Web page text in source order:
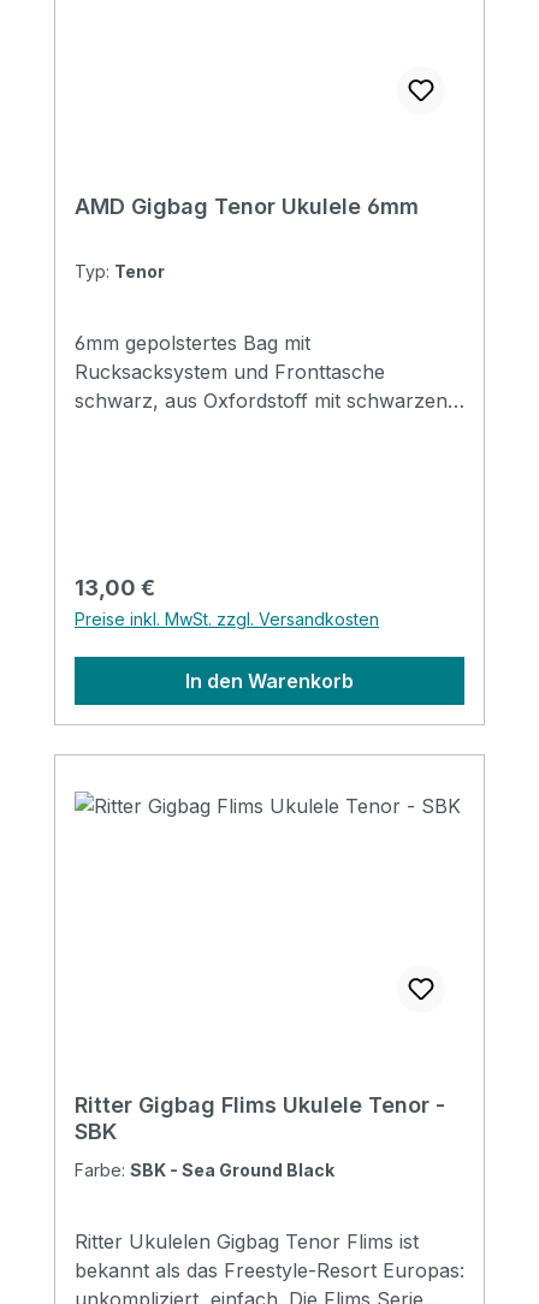
AMD Gigbag Tenor Ukulele 6mm
Typ: Tenor
6mm gepolstertes Bag mit
Rucksacksystem und Fronttasche
schwarz, aus Oxfordstoff mit schwarzen
Regulärer Preis:
13,00 €
Preise inkl. MwSt. zzgl. Versandkosten
In den Warenkorb
Ritter Gigbag Flims Ukulele Tenor -
SBK
Farbe: SBK - Sea Ground Black
Ritter Ukulelen Gigbag Tenor Flims ist
bekannt als das Freestyle-Resort Europas: